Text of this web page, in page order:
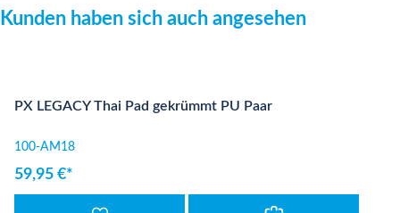
Produktgalerie überspringen
Kunden haben sich auch angesehen
PX LEGACY Thai Pad gekrümmt PU Paar
100-AM18
59,95 €*